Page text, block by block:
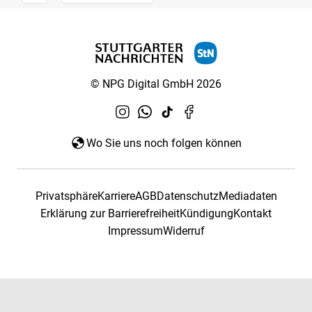
© NPG Digital GmbH 2026
Wo Sie uns noch folgen können
PrivatsphäreKarriereAGBDatenschutzMediadaten
Erklärung zur BarrierefreiheitKündigungKontakt
ImpressumWiderruf